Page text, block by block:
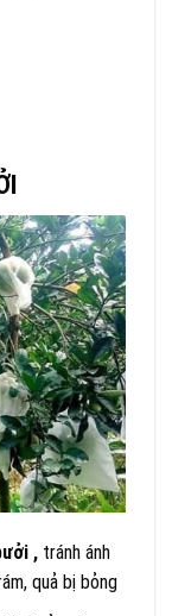
, tránh ánh
quả bị bỏng